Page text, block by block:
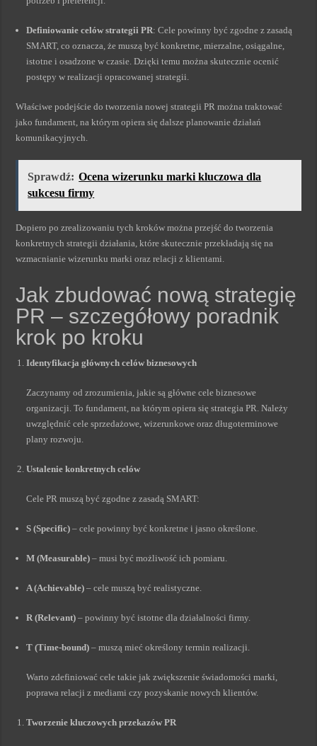
Definiowanie celów strategii PR: Cele powinny być zgodne z zasadą
SMART, co oznacza, że muszą być konkretne, mierzalne, osiągalne,
istotne i osadzone w czasie. Dzięki temu można skutecznie ocenić
postępy w realizacji opracowanej strategii.
Właściwe podejście do tworzenia nowej strategii PR można traktować
jako fundament, na którym opiera się dalsze planowanie działań
komunikacyjnych.
Sprawdź: Ocena wizerunku marki kluczowa dla
sukcesu firmy
Dopiero po zrealizowaniu tych kroków można przejść do tworzenia
konkretnych strategii działania, które skutecznie przekładają się na
wzmacnianie wizerunku marki oraz relacji z klientami.
Jak zbudować nową strategię
PR – szczegółowy poradnik
krok po kroku
Identyfikacja głównych celów biznesowych
Zaczynamy od zrozumienia, jakie są główne cele biznesowe
organizacji. To fundament, na którym opiera się strategia PR. Należy
uwzględnić cele sprzedażowe, wizerunkowe oraz długoterminowe
plany rozwoju.
Ustalenie konkretnych celów
Cele PR muszą być zgodne z zasadą SMART:
S (Specific) – cele powinny być konkretne i jasno określone.
M (Measurable) – musi być możliwość ich pomiaru.
A (Achievable) – cele muszą być realistyczne.
R (Relevant) – powinny być istotne dla działalności firmy.
T (Time-bound) – muszą mieć określony termin realizacji.
Warto zdefiniować cele takie jak zwiększenie świadomości marki,
poprawa relacji z mediami czy pozyskanie nowych klientów.
Tworzenie kluczowych przekazów PR